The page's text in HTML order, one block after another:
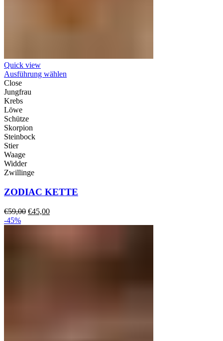
Quick view
Ausführung wählen
Close
Jungfrau
Krebs
Löwe
Schütze
Skorpion
Steinbock
Stier
Waage
Widder
Zwillinge
ZODIAC KETTE
€59,00 Ursprünglicher
€45,00Aktueller
-45%